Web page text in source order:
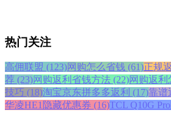
热门关注
高佣联盟 (123)网购怎么省钱 (61)正规
荐 (23)网购返利省钱方法 (22)网购返利
技巧 (18)淘宝京东拼多多返利 (17)靠谱
华凌HE1隐藏优惠券 (16)TCL Q10G